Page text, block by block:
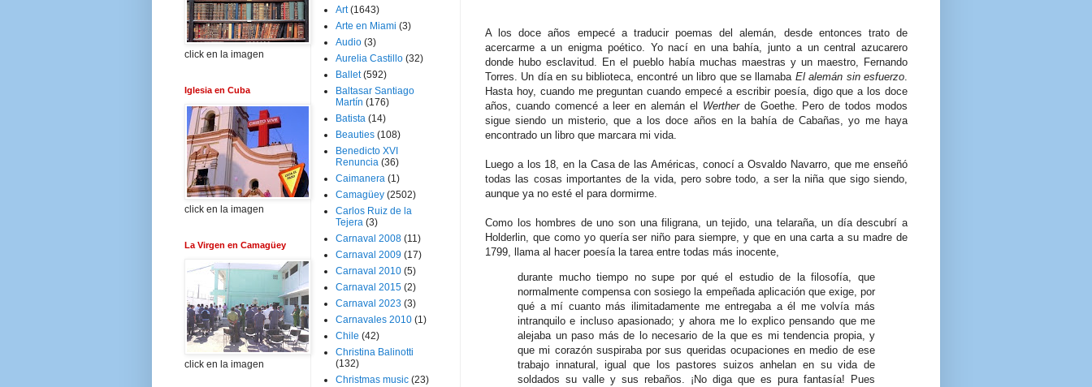
A los doce años empecé a traducir poemas del alemán, desde entonces trato de
acercarme a un enigma poético. Yo nací en una bahía, junto a un central azucarero
donde hubo esclavitud. En el pueblo había muchas maestras y un maestro, Fernando
Torres. Un día en su biblioteca, encontré un libro que se llamaba El alemán sin esfuerzo.
Hasta hoy, cuando me preguntan cuando empecé a escribir poesía, digo que a los doce
años, cuando comencé a leer en alemán el Wertherde Goethe. Pero de todos modos
sigue siendo un misterio, que a los doce años en la bahía de Cabañas, yo me haya
encontrado un libro que marcara mi vida.
Luego a los 18, en la Casa de las Américas, conocí a Osvaldo Navarro, que me enseñó
todas las cosas importantes de la vida, pero sobre todo, a ser la niña que sigo siendo,
aunque ya no esté el para dormirme.
Como los hombres de uno son una filigrana, un tejido, una telaraña, un día descubrí a
Holderlin, que como yo quería ser niño para siempre, y que en una carta a su madre de
1799, llama al hacer poesía la tarea entre todas más inocente,
durante mucho tiempo no supe por qué el estudio de la filosofía, que
normalmente compensa con sosiego la empeñada aplicación que exige, por
qué a mí cuanto más ilimitadamente me entregaba a él me volvía más
intranquilo e incluso apasionado; y ahora me lo explico pensando que me
alejaba un paso más de lo necesario de la que es mi tendencia propia, y
que mi corazón suspiraba por sus queridas ocupaciones en medio de ese
trabajo innatural, igual que los pastores suizos anhelan en su vida de
soldados su valle y sus rebaños. ¡No diga que es pura fantasía! Pues
click en la imagen
Iglesia en Cuba
click en la imagen
La Virgen en Camagüey
click en la imagen
Art (1643)
Arte en Miami (3)
Audio (3)
Aurelia Castillo (32)
Ballet (592)
Baltasar Santiago
Martín (176)
Batista (14)
Beauties (108)
Benedicto XVI
Renuncia (36)
Caimanera (1)
Camagüey (2502)
Carlos Ruiz de la
Tejera (3)
Carnaval 2008 (11)
Carnaval 2009 (17)
Carnaval 2010 (5)
Carnaval 2015 (2)
Carnaval 2023 (3)
Carnavales 2010 (1)
Chile (42)
Christina Balinotti
(132)
Christmas music (23)